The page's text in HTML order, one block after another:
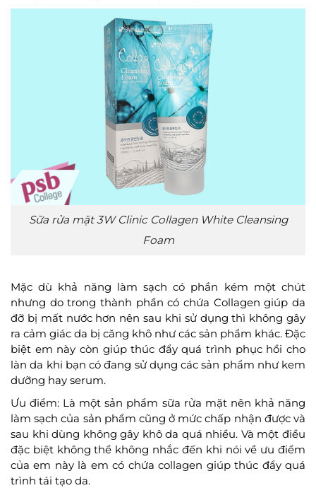
Sữa rửa mặt 3W Clinic Collagen White Cleansing
Foam
Mặc dù khả năng làm sạch có phần kém một chút
nhưng do trong thành phần có chứa Collagen giúp da
đỡ bị mất nước hơn nên sau khi sử dụng thì không gây
ra cảm giác da bị căng khô như các sản phẩm khác. Đặc
biệt em này còn giúp thúc đẩy quá trình phục hồi cho
làn da khi bạn có đang sử dụng các sản phẩm như kem
dưỡng hay serum.
Ưu điểm: Là một sản phẩm sữa rửa mặt nên khả năng
làm sạch của sản phẩm cũng ở mức chấp nhận được và
sau khi dùng không gây khô da quá nhiều. Và một điều
đặc biệt không thể không nhắc đến khi nói về ưu điểm
của em này là em có chứa collagen giúp thúc đẩy quá
trình tái tạo da.